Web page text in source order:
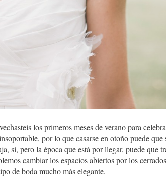
los primeros meses de verano para
por lo que casarse en otoño puede
sí, pero la época que está por llegar, puede
cambiar los espacios abiertos por los
de boda mucho más elegante.